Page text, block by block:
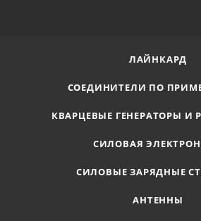
ЛАЙНКАРД
СОЕДИНИТЕЛИ ПО
КВАРЦЕВЫЕ ГЕНЕРАТОРЫ И
СИЛОВАЯ
СИЛОВЫЕ ЗАРЯДНЫЕ
АНТЕННЫ